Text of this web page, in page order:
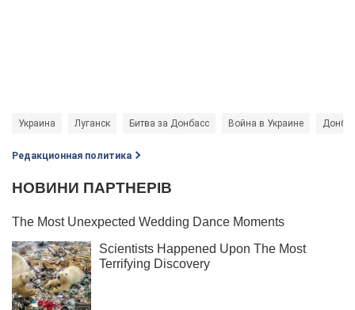
Украина Луганск Битва за Донбасс Война в Украине
Редакционная политика